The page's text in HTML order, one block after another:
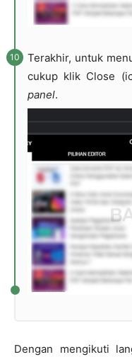
Terakhir, untuk
cukup klik Close
panel.
Dengan mengikuti